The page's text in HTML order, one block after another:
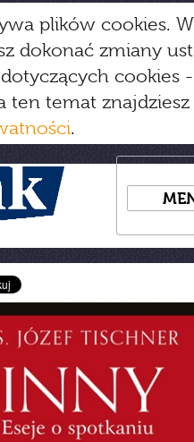
plików cookies.
dokonać zmiany
cookies
ten temat
.